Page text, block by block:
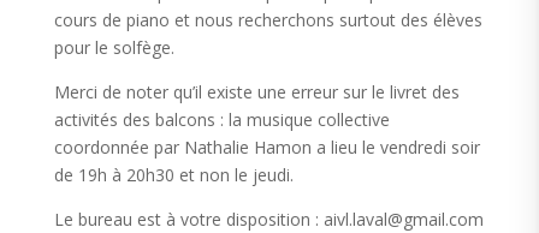
cours de piano et nous recherchons surtout des élèves
pour le solfège.
Merci de noter qu’il existe une erreur sur le livret des
activités des balcons : la musique collective
coordonnée par Nathalie Hamon a lieu le vendredi soir
de 19h à 20h30 et non le jeudi.
Le bureau est à votre disposition : aivl.laval@gmail.com